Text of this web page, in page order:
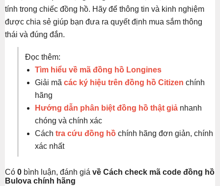
tính trong chiếc đồng hồ. Hãy để thông tin và kinh nghiệm
được chia sẻ giúp bạn đưa ra quyết định mua sắm thông
thái và đúng đắn.
Đọc thêm:
Tìm hiểu về mã đồng hồ Longines
Giải mã các ký hiệu trên đồng hồ Citizen chính
hãng
Hướng dẫn phân biệt đồng hồ thật giả nhanh
chóng và chính xác
Cách tra cứu đồng hồ chính hãng đơn giản, chính
xác nhất
Có 0 bình luận, đánh giá về Cách check mã code đồng hồ
Bulova chính hãng